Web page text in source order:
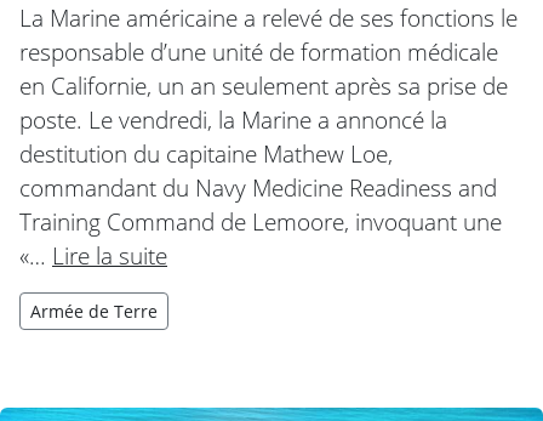
La Marine américaine a relevé de ses fonctions le
responsable d’une unité de formation médicale
en Californie, un an seulement après sa prise de
poste. Le vendredi, la Marine a annoncé la
destitution du capitaine Mathew Loe,
commandant du Navy Medicine Readiness and
Training Command de Lemoore, invoquant une
«… Lire la suite
Armée de Terre